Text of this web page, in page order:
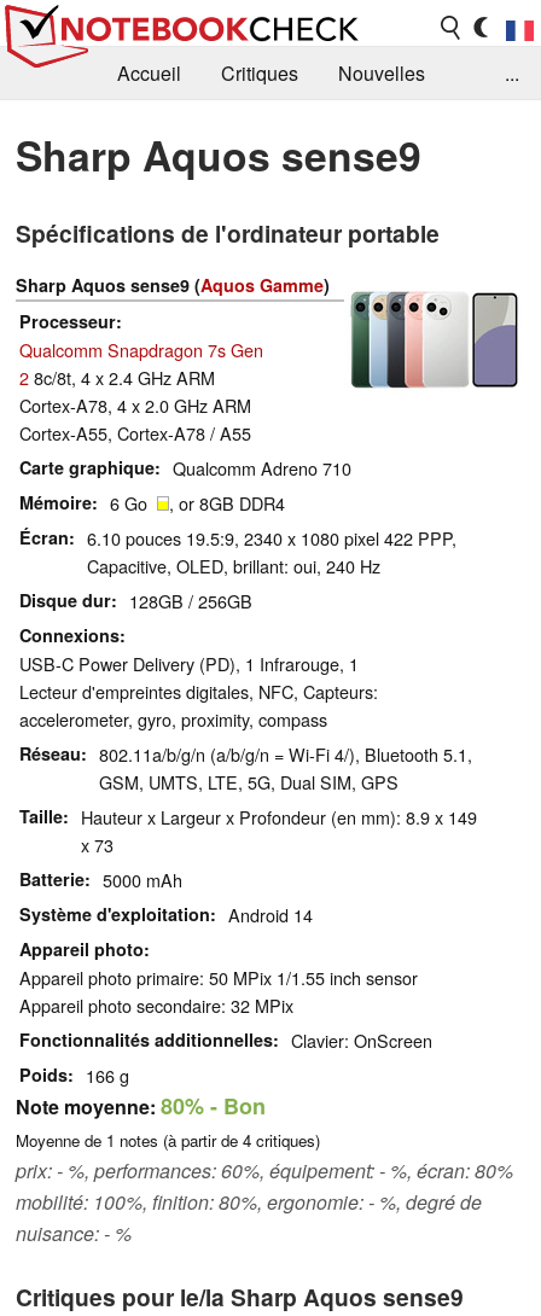
Accueil Critiques
Nouvelles
Recherche
Contact
...
Sharp Aquos sense9
Spécifications de l'ordinateur portable
Sharp Aquos sense9 (Aquos Gamme)
Processeur
Qualcomm Snapdragon 7s Gen
28c/8t, 4 x 2.4 GHz ARM
Cortex-A78, 4 x 2.0 GHz ARM
Cortex-A55, Cortex-A78 / A55
Carte graphique Qualcomm Adreno 710
Mémoire 6 Go , or 8GB DDR4
Écran
6.10 pouces 19.5:9, 2340 x 1080 pixel 422 PPP,
Capacitive, OLED, brillant: oui, 240 Hz
Disque dur 128GB / 256GB
Connexions
USB-C Power Delivery (PD), 1 Infrarouge, 1
Lecteur d'empreintes digitales, NFC, Capteurs:
accelerometer, gyro, proximity, compass
Réseau
802.11a/b/g/n (a/b/g/n = Wi-Fi 4/), Bluetooth 5.1,
GSM, UMTS, LTE, 5G, Dual SIM, GPS
Taille
Hauteur x Largeur x Profondeur (en mm): 8.9 x 149
x 73
Batterie 5000 mAh
Système d'exploitation Android 14
Appareil photo
Appareil photo primaire: 50 MPix 1/1.55 ​​inch sensor
Appareil photo secondaire: 32 MPix
Fonctionnalités additionnelles Clavier: OnScreen
Poids 166 g
Note moyenne: 80%- Bon
Moyenne de 1 notes (à partir de 4 critiques)
prix: - %, performances: 60%, équipement: - %, écran: 80%
mobilité: 100%, finition: 80%, ergonomie: - %, degré de
nuisance: - %
Critiques pour le/la Sharp Aquos sense9